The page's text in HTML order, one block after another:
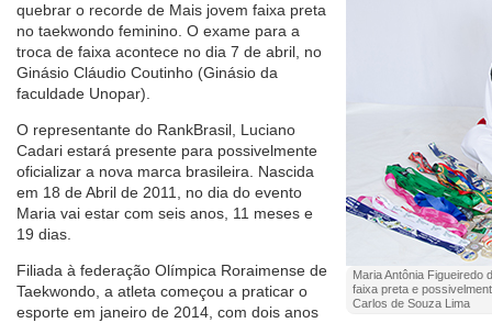
Maria Antônia Figueiredo
faixa preta e
Carlos de Souza Lima
quebrar o recorde de Mais jovem faixa preta
no taekwondo feminino. O exame para a
troca de faixa acontece no dia 7 de abril, no
Ginásio Cláudio Coutinho (Ginásio da
faculdade Unopar).
O representante do RankBrasil, Luciano
Cadari estará presente para possivelmente
oficializar a nova marca brasileira. Nascida
em 18 de Abril de 2011, no dia do evento
Maria vai estar com seis anos, 11 meses e
19 dias.
Filiada à federação Olímpica Roraimense de
Taekwondo, a atleta começou a praticar o
esporte em janeiro de 2014, com dois anos